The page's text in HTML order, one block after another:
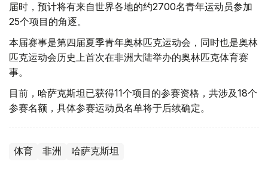
届时，预计将有来自世界各地的约2700名青年运动员参加
25个项目的角逐。
本届赛事是第四届夏季青年奥林匹克运动会，同时也是奥林
匹克运动会历史上首次在非洲大陆举办的奥林匹克体育赛
事。
目前，哈萨克斯坦已获得11个项目的参赛资格，共涉及18个
参赛名额，具体参赛运动员名单将于后续确定。
体育 非洲 哈萨克斯坦